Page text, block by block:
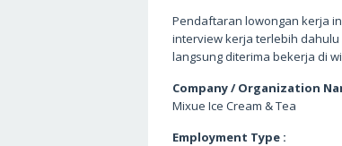
Pendaftaran lowongan kerja
interview kerja terlebih
langsung diterima bekerja di
Company / Organization
Mixue Ice Cream & Tea
Employment Type :